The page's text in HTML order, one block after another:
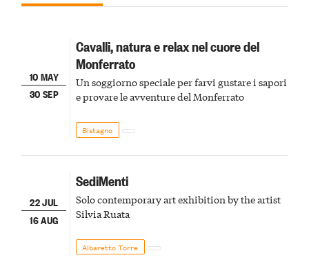
10 MAY
30 SEP
Cavalli, natura e relax nel cuore del
Monferrato
Un soggiorno speciale per farvi gustare i sapori
e provare le avventure del Monferrato
Bistagno
22 JUL
16 AUG
SediMenti
Solo contemporary art exhibition by the artist
Silvia Ruata
Albaretto Torre